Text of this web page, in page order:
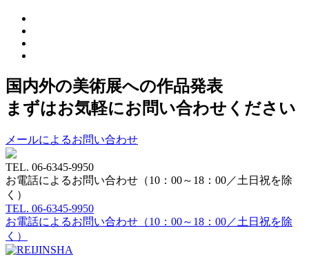
国内外の美術展への作品発表
まずはお気軽にお問い合わせください
メールによるお問い合わせ
TEL. 06-6345-9950
お電話によるお問い合わせ（10：00～18：00／土日祝を除
く）
TEL. 06-6345-9950
お電話によるお問い合わせ（10：00～18：00／土日祝を除
く）